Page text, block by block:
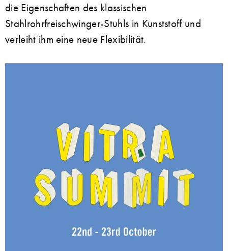
die Eigenschaften des klassischen
Stahlrohrfreischwinger-Stuhls in Kunststoff und
verleiht ihm eine neue Flexibilität.